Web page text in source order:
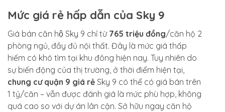
Mức giá rẻ hấp dẫn của Sky 9
Giá bán căn hộ Sky 9 chỉ từ 765 triệu đồng/căn hộ 2
phòng ngủ, đầy đủ nội thất. Đây là mức giá thấp
hiếm có khó tìm tại khu đông hiện nay. Tuy nhiên do
sự biến động của thị trường, ở thời điểm hiện tại,
chung cư quận 9 giá rẻ Sky 9 có thể có giá bán trên
1 tỷ/căn – vẫn được đánh giá là mức phù hợp, không
quá cao so với dự án lân cận. Sở hữu ngay căn hộ